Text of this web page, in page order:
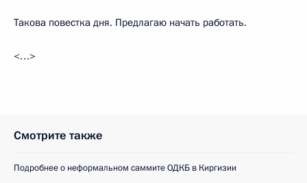
Такова повестка дня. Предлагаю начать работать.
<…>
Смотрите также
Подробнее о неформальном саммите ОДКБ в Киргизии